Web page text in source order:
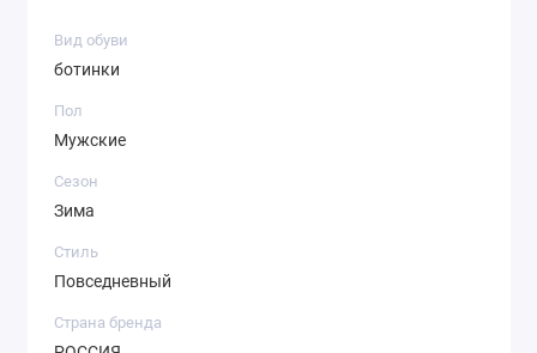
Вид обуви
ботинки
Пол
Мужские
Сезон
Зима
Стиль
Повседневный
Страна бренда